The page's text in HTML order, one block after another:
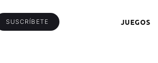
SUSCRÍBETE JUEGOS